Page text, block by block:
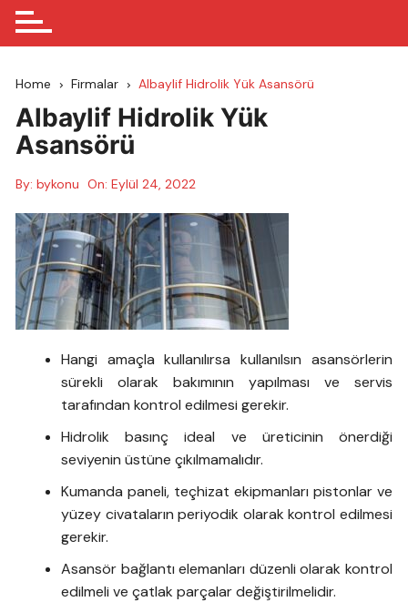
Home Firmalar Albaylif Hidrolik Yük Asansörü
Albaylif Hidrolik Yük
Asansörü
By: bykonu On:Eylül 24, 2022
Hangi amaçla kullanılırsa kullanılsın asansörlerin
sürekli olarak bakımının yapılması ve servis
tarafından kontrol edilmesi gerekir.
Hidrolik basınç ideal ve üreticinin önerdiği
seviyenin üstüne çıkılmamalıdır.
Kumanda paneli, teçhizat ekipmanları pistonlar ve
yüzey civataların periyodik olarak kontrol edilmesi
gerekir.
Asansör bağlantı elemanları düzenli olarak kontrol
edilmeli ve çatlak parçalar değiştirilmelidir.